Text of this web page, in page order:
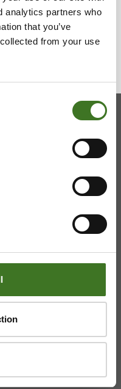
analytics partners who
that you’ve
from your use
kuntayhtymä